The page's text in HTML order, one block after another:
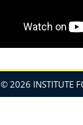
© 2026 INSTITUTE